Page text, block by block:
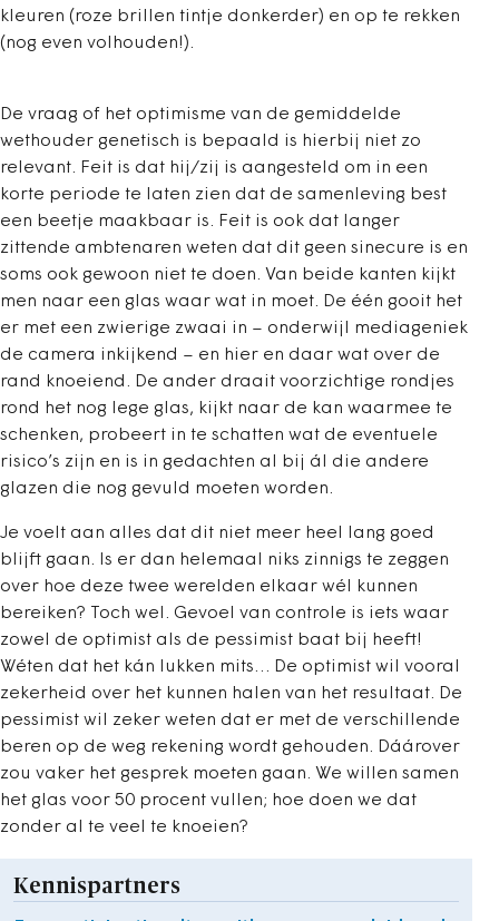
kleuren (roze brillen tintje donkerder) en op te rekken
(nog even volhouden!).
De vraag of het optimisme van de gemiddelde
wethouder genetisch is bepaald is hierbij niet zo
relevant. Feit is dat hij/zij is aangesteld om in een
korte periode te laten zien dat de samenleving best
een beetje maakbaar is. Feit is ook dat langer
zittende ambtenaren weten dat dit geen sinecure is en
soms ook gewoon niet te doen. Van beide kanten kijkt
men naar een glas waar wat in moet. De één gooit het
er met een zwierige zwaai in – onderwijl mediageniek
de camera inkijkend – en hier en daar wat over de
rand knoeiend. De ander draait voorzichtige rondjes
rond het nog lege glas, kijkt naar de kan waarmee te
schenken, probeert in te schatten wat de eventuele
risico’s zijn en is in gedachten al bij ál die andere
glazen die nog gevuld moeten worden.
Je voelt aan alles dat dit niet meer heel lang goed
blijft gaan. Is er dan helemaal niks zinnigs te zeggen
over hoe deze twee werelden elkaar wél kunnen
bereiken? Toch wel. Gevoel van controle is iets waar
zowel de optimist als de pessimist baat bij heeft!
Wéten dat het kán lukken mits… De optimist wil vooral
zekerheid over het kunnen halen van het resultaat. De
pessimist wil zeker weten dat er met de verschillende
beren op de weg rekening wordt gehouden. Dáárover
zou vaker het gesprek moeten gaan. We willen samen
het glas voor 50 procent vullen; hoe doen we dat
zonder al te veel te knoeien?
Kennispartners